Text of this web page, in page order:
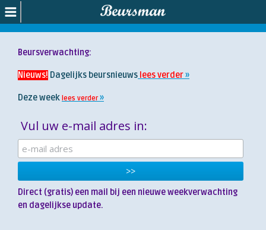
Beursverwachting:
Nieuws! Dagelijks beursnieuws lees verder
Deze week lees verder
Vul uw e-mail adres in:
Direct (gratis) een mail bij een nieuwe weekverwachting
en dagelijkse update.